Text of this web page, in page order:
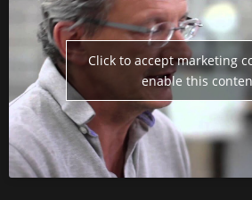
Click to accept marketing
enable this